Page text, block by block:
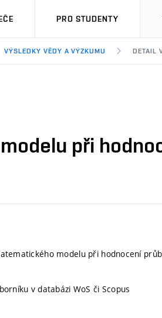
PRO STUDENTY
VÝSLEDKY VĚDY A VÝZKUMU DETAIL
při
modelu při hodnocení
v databázi WoS či Scopus